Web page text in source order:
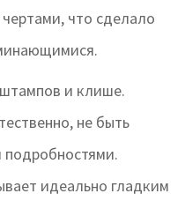
что сделало
и клише.
не быть
идеально гладким